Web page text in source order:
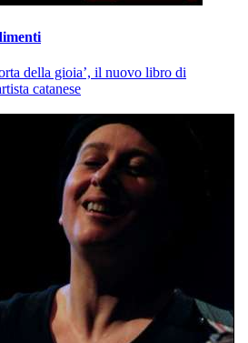
della gioia’, il nuovo libro di
catanese